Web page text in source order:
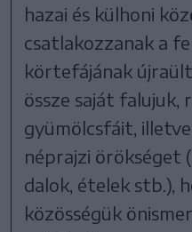
hazai és külhoni
csatlakozzanak a
körtefájának
össze saját falujuk,
gyümölcsfáit,
néprajzi örökséget
dalok, ételek stb.),
közösségük